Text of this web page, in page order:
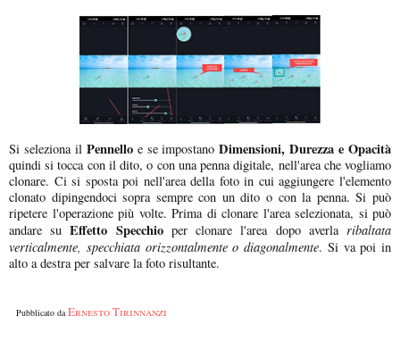
Si seleziona il Pennelloe se impostano Dimensioni, Durezza e Opacità
quindi si tocca con il dito, o con una penna digitale, nell'area che vogliamo
clonare. Ci si sposta poi nell'area della foto in cui aggiungere l'elemento
clonato dipingendoci sopra sempre con un dito o con la penna. Si può
ripetere l'operazione più volte. Prima di clonare l'area selezionata, si può
andare suEffetto Specchioper clonare l'area dopo averlaribaltata
verticalmente, specchiata orizzontalmente o diagonalmente. Si va poi in
alto a destra per salvare la foto risultante.
Pubblicato daErnesto Tirinnanzi